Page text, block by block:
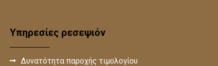
Υπηρεσίες ρεσεψιόν
Δυνατότητα παροχής τιμολογίου